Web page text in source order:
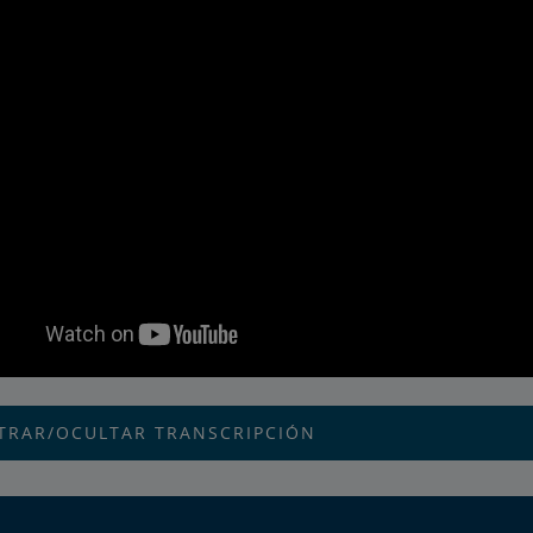
OCULTAR TRANSCRIPCIÓN
de música]